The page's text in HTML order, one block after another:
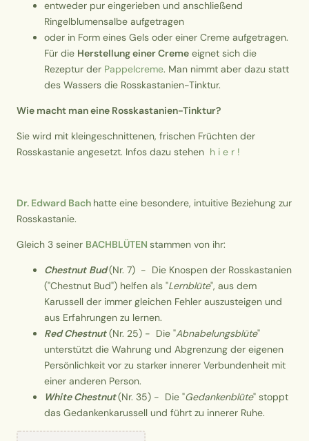
entweder pur eingerieben und anschließend
Ringelblumensalbe aufgetragen
oder in Form eines Gels oder einer Creme aufgetragen.
Für die Herstellung einer Creme eignet sich die
Rezeptur der Pappelcreme. Man nimmt aber dazu statt
des Wassers die Rosskastanien-Tinktur.
Wie macht man eine Rosskastanien-Tinktur?
Sie wird mit kleingeschnittenen, frischen Früchten der
Rosskastanie angesetzt. Infos dazu stehen h i e r !
Dr. Edward Bach hatte eine besondere, intuitive Beziehung zur
Rosskastanie.
Gleich 3 seiner BACHBLÜTEN stammen von ihr:
Chestnut Bud(Nr. 7) - Die Knospen der Rosskastanien
("Chestnut Bud") helfen als "Lernblüte", aus dem
Karussell der immer gleichen Fehler auszusteigen und
aus Erfahrungen zu lernen.
Red Chestnut(Nr. 25) - Die "Abnabelungsblüte"
unterstützt die Wahrung und Abgrenzung der eigenen
Persönlichkeit vor zu starker innerer Verbundenheit mit
einer anderen Person.
White Chestnut(Nr. 35) - Die "Gedankenblüte" stoppt
das Gedankenkarussell und führt zu innerer Ruhe.